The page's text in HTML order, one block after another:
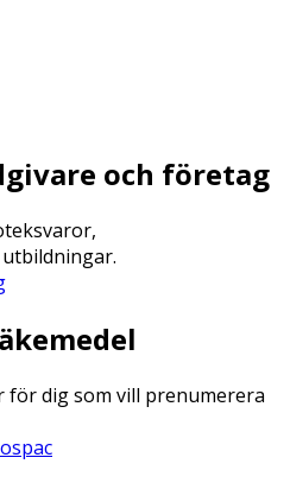
och företag
för dig som vill prenumerera